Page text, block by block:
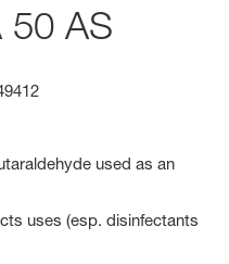
AS
used as an
uses (esp. disinfectants